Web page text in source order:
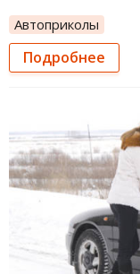
Автоприколы
Подробнее